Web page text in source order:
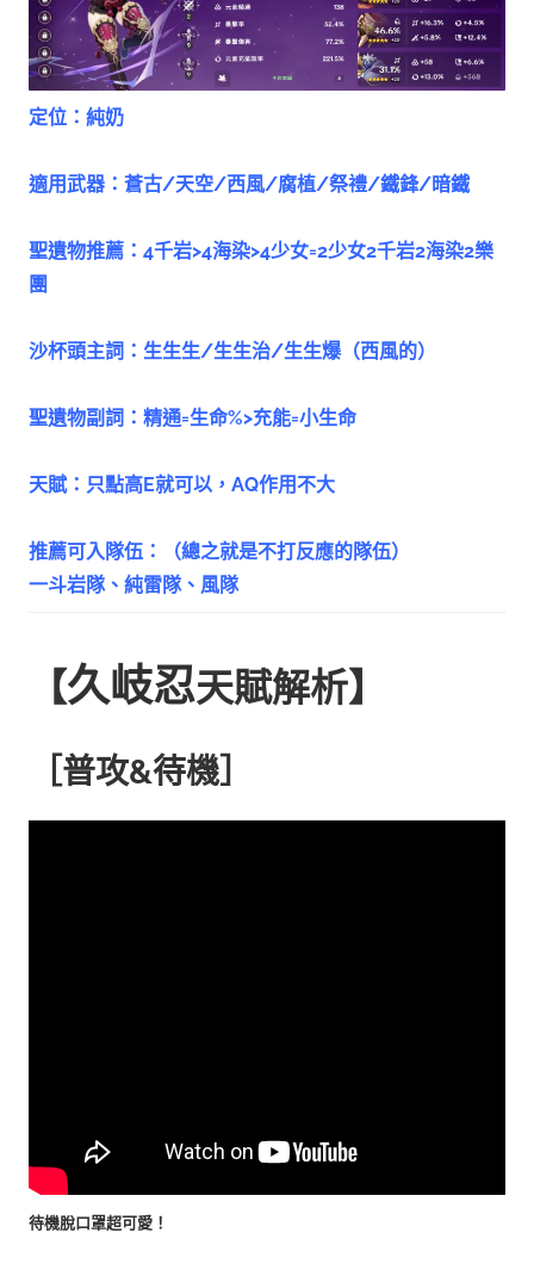
定位：純奶
適用武器：蒼古/天空/西風/腐植/祭禮/鐵鋒/暗鐵
聖遺物推薦：4千岩>4海染>4少女=2少女2千岩2海染2樂
團
沙杯頭主詞：生生生/生生治/生生爆（西風的）
聖遺物副詞：精通=生命%>充能=小生命
天賦：只點高E就可以，AQ作用不大
推薦可入隊伍：（總之就是不打反應的隊伍）
一斗岩隊、純雷隊、風隊
【久岐忍天賦解析】
［普攻&待機］
待機脫口罩超可愛！